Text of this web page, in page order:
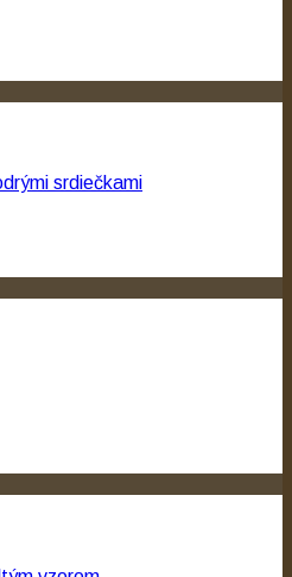
srdiečkami